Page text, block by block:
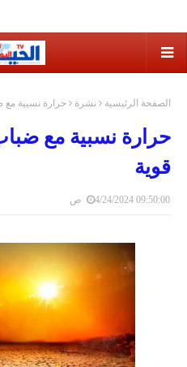
الصفحة الرئيسية نشرة حرارة نسبية
حرارة نسبية مع
قوية
4/24/2024 09:50:00 ص